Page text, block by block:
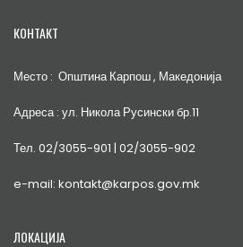
КОНТАКТ
Место : Општина Карпош , Македонија
Адреса : ул. Никола Русински бр.11
Тел. 02/3055-901 | 02/3055-902
e-mail: kontakt@karpos.gov.mk
ЛОКАЦИЈА